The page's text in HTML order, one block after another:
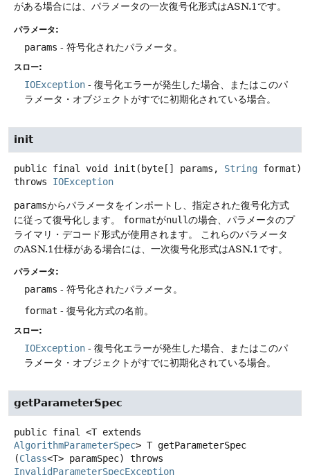
がある場合には、パラメータの一次復号化形式はASN.1です。
パラメータ:
params - 符号化されたパラメータ。
スロー:
IOException - 復号化エラーが発生した場合、またはこのパ
ラメータ・オブジェクトがすでに初期化されている場合。
init
public final void init (byte[] params, String format)
throws IOException
paramsからパラメータをインポートし、指定された復号化方式
に従って復号化します。
formatがnullの場合、パラメータのプ
ライマリ・デコード形式が使用されます。
これらのパラメータ
のASN.1仕様がある場合には、一次復号化形式はASN.1です。
パラメータ:
params - 符号化されたパラメータ。
format - 復号化方式の名前。
スロー:
IOException - 復号化エラーが発生した場合、またはこのパ
ラメータ・オブジェクトがすでに初期化されている場合。
getParameterSpec
public final
AlgorithmParameterSpec> T getParameterSpec
(Class<T> paramSpec)
throws
InvalidParameterSpecException